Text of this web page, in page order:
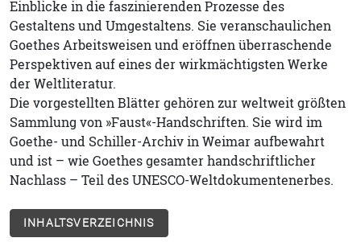
Einblicke in die faszinierenden Prozesse des
Gestaltens und Umgestaltens. Sie veranschaulichen
Goethes Arbeitsweisen und eröffnen überraschende
Perspektiven auf eines der wirkmächtigsten Werke
der Weltliteratur.
Die vorgestellten Blätter gehören zur weltweit größten
Sammlung von »Faust«-Handschriften. Sie wird im
Goethe- und Schiller-Archiv in Weimar aufbewahrt
und ist – wie Goethes gesamter handschriftlicher
Nachlass – Teil des UNESCO-Weltdokumentenerbes.
INHALTSVERZEICHNIS